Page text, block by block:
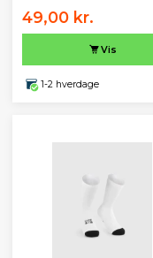
49,00 kr.
Vis
1-2 hverdage